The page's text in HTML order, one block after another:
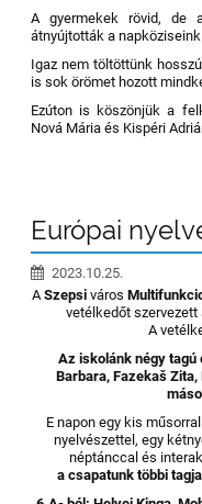
A gyermekek rövid, de
átnyújtották a
Igaz nem töltöttünk
is sok örömet hozott
Ezúton is köszönjük a
Nová Mária és Kispéri
Európai
2023.10.25.
ASzepsi város
vetélkedőt szervezett
A
Az iskolánk négy tagú
Barbara, Fazekaš
E napon egy kis
nyelvészettel, egy
néptánccal és
a csapatunk többi